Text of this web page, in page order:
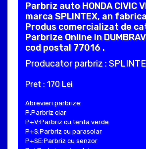
Parbriz auto HONDA CIVIC
marca SPLINTEX, an
Produs comercializat de
Parbrize Online in
cod postal 77016 .
Producator parbriz :
Pret : 170 Lei
Abrevieri parbrize:
P:Parbriz clar
P+V:Parbriz cu tenta verde
P+S:Parbriz cu parasolar
P+SE:Parbriz cu senzor